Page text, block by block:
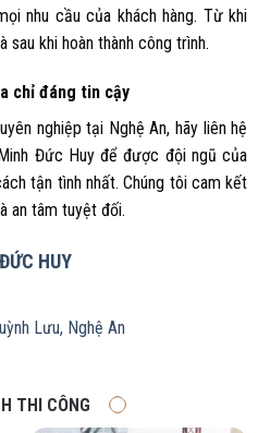
nhu cầu của khách hàng. Từ khi
khi hoàn thành công trình.
chỉ đáng tin cậy
nghiệp tại Nghệ An, hãy liên hệ
Đức Huy để được đội ngũ của
tận tình nhất. Chúng tôi cam kết
an tâm tuyệt đối.
HUY
Lưu, Nghệ An
THI CÔNG